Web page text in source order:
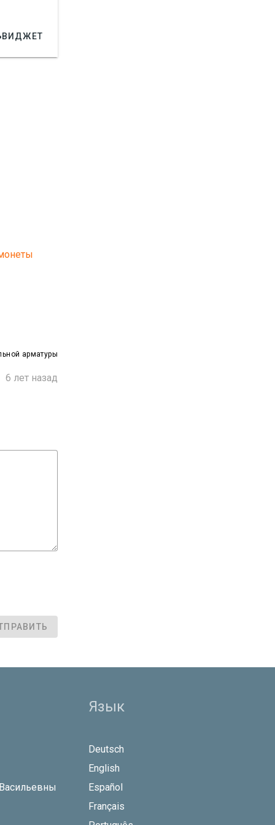
ВИДЖЕТ
арматуры
6 лет назад
Язык
Deutsch
English
Español
Français